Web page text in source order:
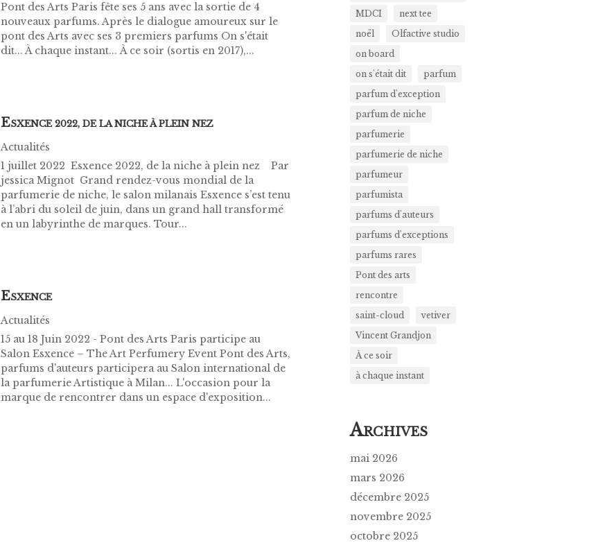
Pont des Arts Paris fête ses 5 ans avec la sortie de 4
nouveaux parfums. Après le dialogue amoureux sur le
pont des Arts avec ses 3 premiers parfums On s'était
dit... À chaque instant... À ce soir (sortis en 2017),...
ESXENCE 2022, DE LA NICHE À PLEIN NEZ
Actualités
1 juillet 2022 ​ Esxence 2022, de la niche à plein nez Par
jessica Mignot Grand rendez-vous mondial de la
parfumerie de niche, le salon milanais Esxence s’est tenu
à l’abri du soleil de juin, dans un grand hall transformé
en un labyrinthe de marques. Tour...
ESXENCE
Actualités
15 au 18 Juin 2022 - Pont des Arts Paris participe au
Salon Esxence – The Art Perfumery Event Pont des Arts,
parfums d'auteurs participera au Salon international de
la parfumerie Artistique à Milan... L'occasion pour la
marque de rencontrer dans un espace d'exposition...
MDCI
next tee
noël
Olfactive studio
on board
on s'était dit
parfum
parfum d'exception
parfum de niche
parfumerie
parfumerie de niche
parfumeur
parfumista
parfums d'auteurs
parfums d'exceptions
parfums rares
Pont des arts
rencontre
saint-cloud
vetiver
Vincent Grandjon
À ce soir
à chaque instant
ARCHIVES
mai 2026
mars 2026
décembre 2025
novembre 2025
octobre 2025